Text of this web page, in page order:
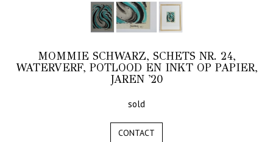
MOMMIE SCHWARZ, SCHETS NR. 24,
WATERVERF, POTLOOD EN INKT OP PAPIER,
JAREN '20
sold
CONTACT